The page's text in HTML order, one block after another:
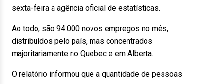
sexta-feira a agência oficial de estatísticas.
Ao todo, são 94.000 novos empregos no mês,
distribuídos pelo país, mas concentrados
majoritariamente no Quebec e em Alberta.
O relatório informou que a quantidade de pessoas